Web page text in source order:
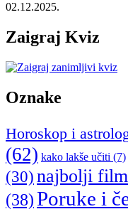
02.12.2025.
Zaigraj Kviz
Oznake
Horoskop i
(62) kako lakše učiti (7)
(30) najbolji
(38)Poruke i